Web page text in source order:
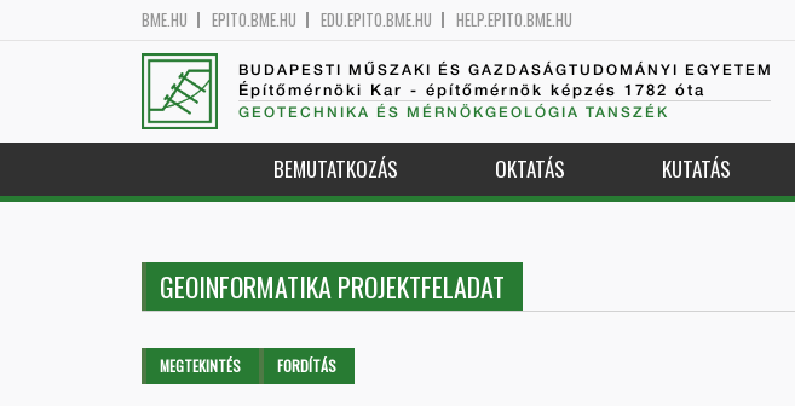
BME.HU EPITO.BME.HU EDU.EPITO.BME.HU HELP.EPITO.BME.HU
BUDAPESTI MŰSZAKI ÉS GAZDASÁGTUDOMÁNYI EGYETEM
Építőmérnöki Kar - építőmérnök képzés 1782 óta
GEOTECHNIKA ÉS MÉRNÖKGEOLÓGIA TANSZÉK
BEMUTATKOZÁS OKTATÁS KUTATÁS
GEOINFORMATIKA PROJEKTFELADAT
Elsődleges fülek
MEGTEKINTÉS (AKTÍVFORDÍTÁS